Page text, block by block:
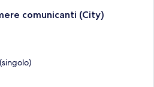
comunicanti (City)